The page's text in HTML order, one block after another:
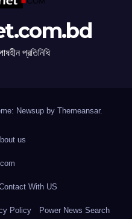
প্রতিনিধি
Newsup by Themeansar.
us
With US
Policy Power News Search